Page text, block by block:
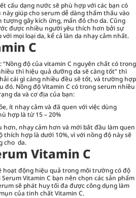
cấu dạng nước sẽ phù hợp với các bạn có
giúp cho serum dễ dàng thẩm thấu vào
gây kích ứng, mẩn đỏ cho da. Cũng
được nhiều người yêu thích hơn bởi sự
mọi loại da, kể cả làn da nhạy cảm nhất.
C
độ của vitamin C nguyên chất có trong
thì hiệu quả dưỡng da sẽ càng tốt” thì
cái gì càng nhiều đều sẽ tốt, và trường hợp
đó. Nồng độ Vitamin C có trong serum nhiều
da và cơ địa của bạn:
ít nhạy cảm và đã quen với việc dùng
hợp là từ 15 – 20%
hơn, nhạy cảm hơn và mới bắt đầu làm quen
hợp là dưới 10%, vì với nồng độ này sẽ
cho da.
Vitamin C
hoạt động hiệu quả trong môi trường có độ
Vitamin C bạn nên chọn các sản phẩm
sẽ phát huy tối đa được công dụng làm
của tinh chất Vitamin C.